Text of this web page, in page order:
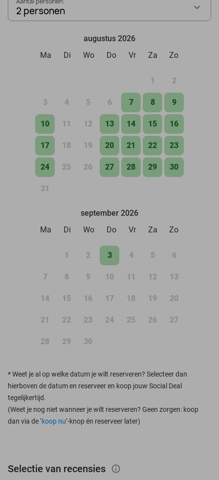
2 personen
augustus 2026
Ma
Di Wo Do Vr Za Zo
1 2
3 4 5 6 7 8 9
10 11 12 13 14 15 16
17 18 19 20 21 22 23
24 25 26 27 28 29 30
31
september 2026
Ma
Di Wo Do Vr Za Zo
1 2 3 4 5 6
7 8 9 10 11 12 13
14 15 16 17 18 19 20
21 22 23 24 25 26 27
28 29 30
*Weet je al op welke datum je wilt reserveren? Selecteer dan
hierboven de datum en reserveer en koop jouw Social Deal
tegelijkertijd.
(Weet je nog niet wanneer je wilt reserveren? Geen zorgen: koop
dan via de ‘koop nu’-knop én reserveer later)
Selectie van recensies info_outlined